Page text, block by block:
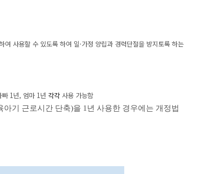
여 사용할 수 있도록 하여 일·가정 양립과 경력단절을 방지토록 하는
빠 1년, 엄마 1년 각각 사용 가능함
아기 근로시간 단축)을 1 년 사용한 경우에는 개정법